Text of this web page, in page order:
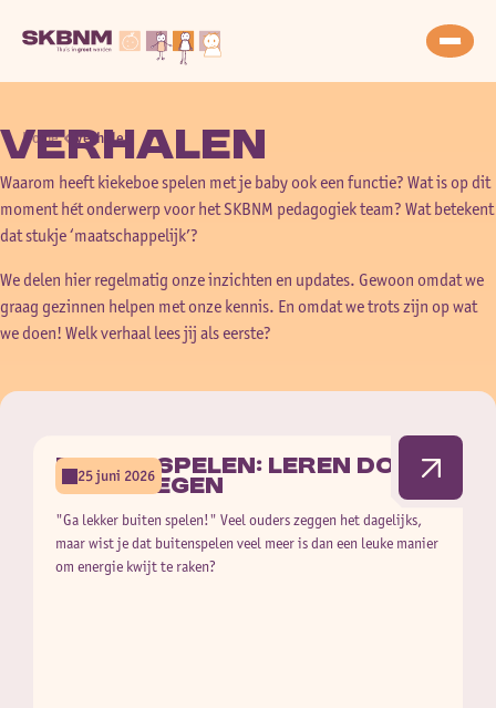
Home Verhalen
Verhalen
Waarom heeft kiekeboe spelen met je baby ook een functie? Wat is op dit
moment hét onderwerp voor het SKBNM pedagogiek team? Wat betekent
dat stukje ‘maatschappelijk’?
We delen hier regelmatig onze inzichten en updates. Gewoon omdat we
graag gezinnen helpen met onze kennis. En omdat we trots zijn op wat
we doen! Welk verhaal lees jij als eerste?
25 juni 2026
Buiten spelen: leren door
te bewegen
"Ga lekker buiten spelen!" Veel ouders zeggen het dagelijks,
maar wist je dat buitenspelen veel meer is dan een leuke manier
om energie kwijt te raken?